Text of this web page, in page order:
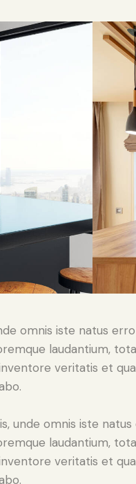
omnis iste natus
laudantium,
veritatis et
unde omnis iste
laudantium,
veritatis et